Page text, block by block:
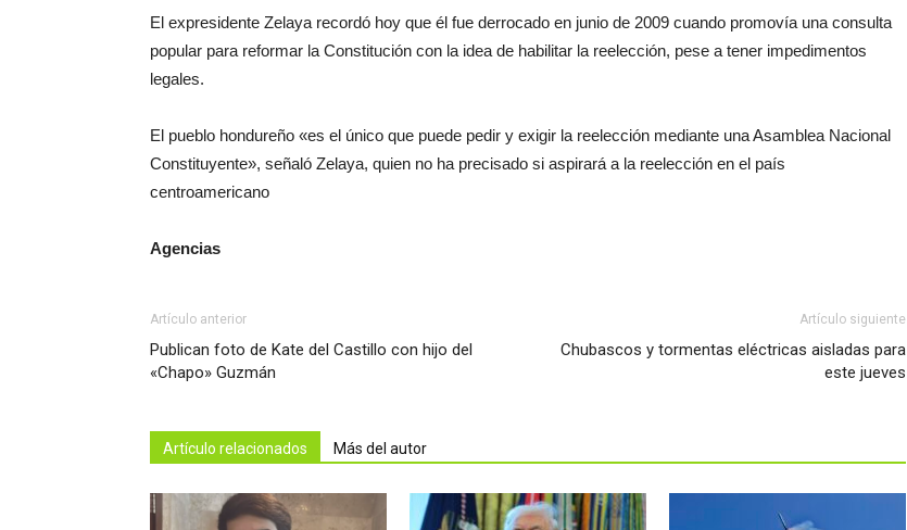
El expresidente Zelaya recordó hoy que él fue derrocado en junio de 2009 cuando promovía una consulta
popular para reformar la Constitución con la idea de habilitar la reelección, pese a tener impedimentos
legales.
El pueblo hondureño «es el único que puede pedir y exigir la reelección mediante una Asamblea Nacional
Constituyente», señaló Zelaya, quien no ha precisado si aspirará a la reelección en el país
centroamericano
Agencias
Artículo anterior
Publican foto de Kate del Castillo con hijo del
«Chapo» Guzmán
Artículo siguiente
Chubascos y tormentas eléctricas aisladas para
este jueves
Artículo relacionados Más del autor